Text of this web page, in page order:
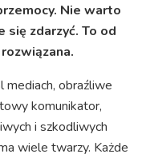
Nie warto
się zdarzyć. To od
mediach, obraźliwe
komunikator,
i szkodliwych
wiele twarzy. Każde